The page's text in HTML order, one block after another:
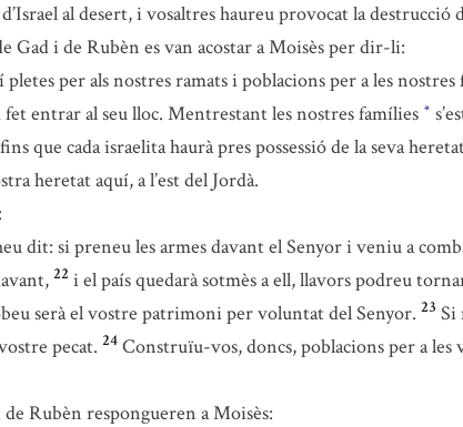
al desert, i vosaltres haureu provocat la destrucció
Gad i de Rubèn es van acostar a Moisès per dir-li:
per als nostres ramats i poblacions per a les nostres
entrar al seu lloc. Mentrestant les nostres famílies *
que cada israelita haurà pres possessió de la seva
heretat aquí, a l’est del Jordà.
dit: si preneu les armes davant el Senyor i veniu a
22 i el país quedarà sotmès a ell, llavors podreu
serà el vostre patrimoni per voluntat del Senyor. 23 Si
pecat. 24 Construïu-vos, doncs, poblacions per a les
Rubèn respongueren a Moisès: